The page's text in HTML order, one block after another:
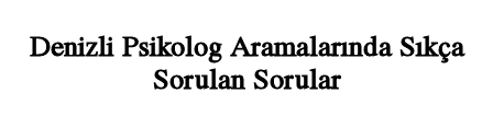
Denizli Psikolog Aramalarında Sıkça
Sorulan Sorular